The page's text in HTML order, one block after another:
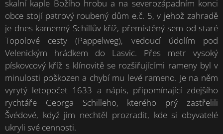
skalní kaple Božího hrobu a na severozápadním konci
obce stojí patrový roubený dům e.č. 5, v jehož zahradě
je dnes kamenný Schillův kříž, přemístěný sem od staré
Topolové cesty (Pappelweg), vedoucí údolím pod
Velenickým hrádkem do Lasvic. Přes metr vysoký
pískovcový kříž s klínovitě se rozšiřujícími rameny byl v
minulosti poškozen a chybí mu levé rameno. Je na něm
vyrytý letopočet 1633 a nápis, připomínající zdejšího
rychtáře Georga Schilleho, kterého prý zastřelili
Švédové, když jim nechtěl prozradit, kde si obyvatelé
ukryli své cennosti.